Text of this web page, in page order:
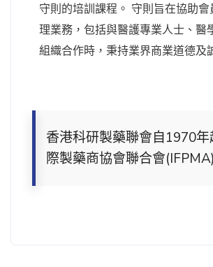
守則的培訓課程。 守則旨在協助會
理業務，包括與醫護專業人士、醫
組織合作時，秉持業界商業道德及
香港科研製藥聯會自1970年
際製藥商協會聯合會